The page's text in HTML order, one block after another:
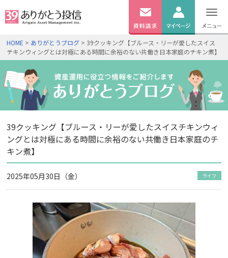
無料
資料
請求
口座開設
ログイン
HOME > ありがとうブログ > 39クッキング【ブルース・リーが愛したスイス
チキンウィングとは対極にある時間に余裕のない共働き日本家庭のチキン煮】
39クッキング【ブルース・リーが愛したスイスチキンウィ
ングとは対極にある時間に余裕のない共働き日本家庭のチ
キン煮】
2025年05月30日（金） ライフ